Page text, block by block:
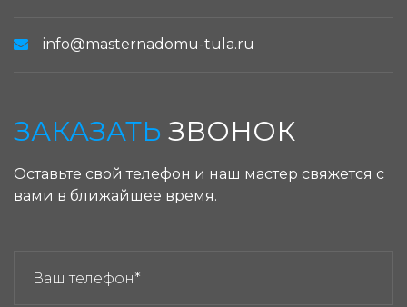
info@masternadomu-tula.ru
ЗАКАЗАТЬ ЗВОНОК
Оставьте свой телефон и наш мастер свяжется с
вами в ближайшее время.